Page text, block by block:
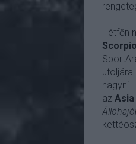
Hétfőn
hagyni
azAsia